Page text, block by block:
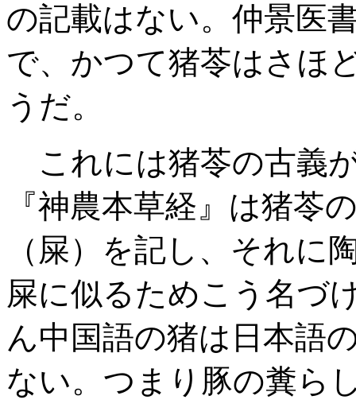
の記載はない。仲景医
で、かつて猪苓はさほ
うだ。
これには猪苓の古義
『神農本草経』は猪苓
（屎）を記し、それに
屎に似るためこう名づ
ん中国語の猪は日本語
ない。つまり豚の糞ら